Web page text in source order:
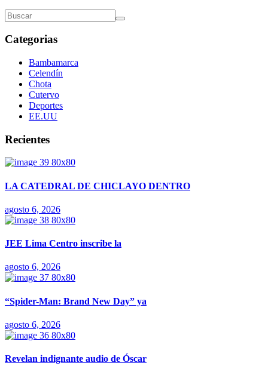
Categorias
Bambamarca
Celendín
Chota
Cutervo
Deportes
EE.UU
Recientes
LA CATEDRAL DE CHICLAYO DENTRO
agosto 6, 2026
JEE Lima Centro inscribe la
agosto 6, 2026
“Spider-Man: Brand New Day” ya
agosto 6, 2026
Revelan indignante audio de Óscar